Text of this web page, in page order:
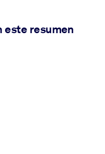
este resumen